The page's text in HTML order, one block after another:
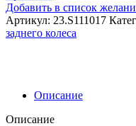
колеса
Suzuki
DRZ
16
(25-
1117)
Добавить в список
Артикул: 23.S111017
заднего колеса
Описание
Описание